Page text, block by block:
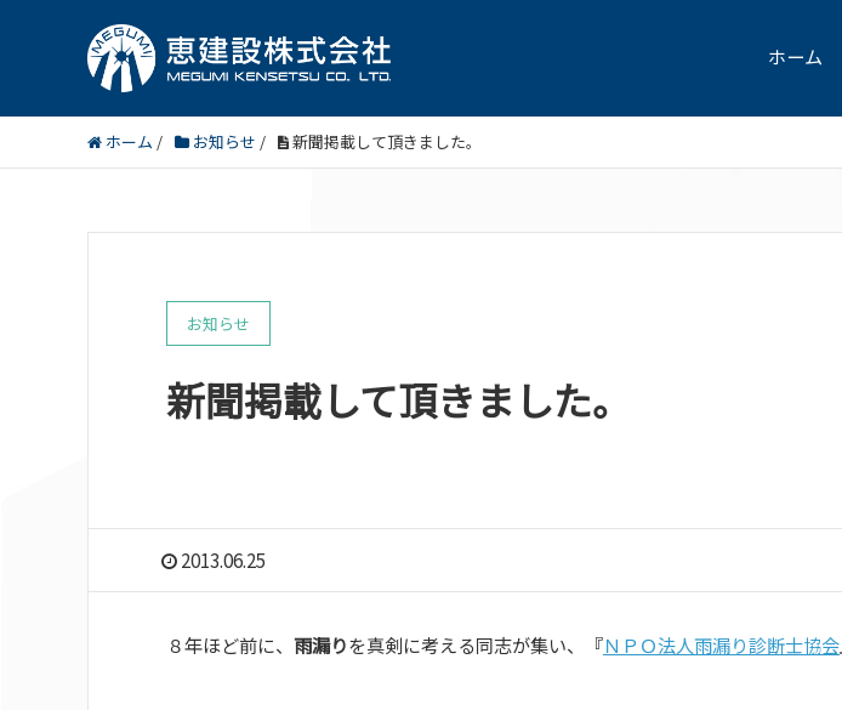
ホーム
ホーム / お知らせ / 新聞掲載して頂きました。
お知らせ
新聞掲載して頂きました。
2013.06.25
８年ほど前に、 雨漏りを真剣に考える同志が集い、『ＮＰＯ法人雨漏り診断士協会